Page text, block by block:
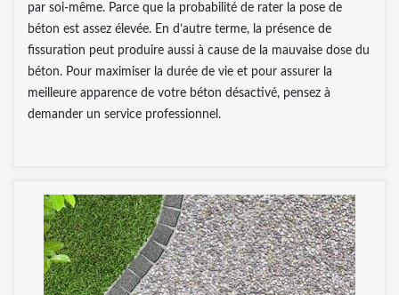
par soi-même. Parce que la probabilité de rater la pose de
béton est assez élevée. En d’autre terme, la présence de
fissuration peut produire aussi à cause de la mauvaise dose du
béton. Pour maximiser la durée de vie et pour assurer la
meilleure apparence de votre béton désactivé, pensez à
demander un service professionnel.